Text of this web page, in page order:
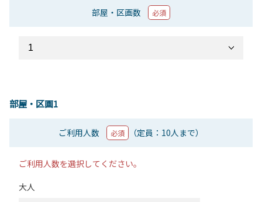
部屋・区画数 必須
部屋・区画1
ご利用人数 必須 （定員：10人まで）
ご利用人数を選択してください。
大人